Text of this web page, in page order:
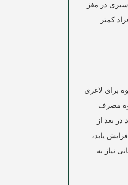
در مغز
کمتر
برای لاغری
مصرف
بعد از
یابد،
نیاز به